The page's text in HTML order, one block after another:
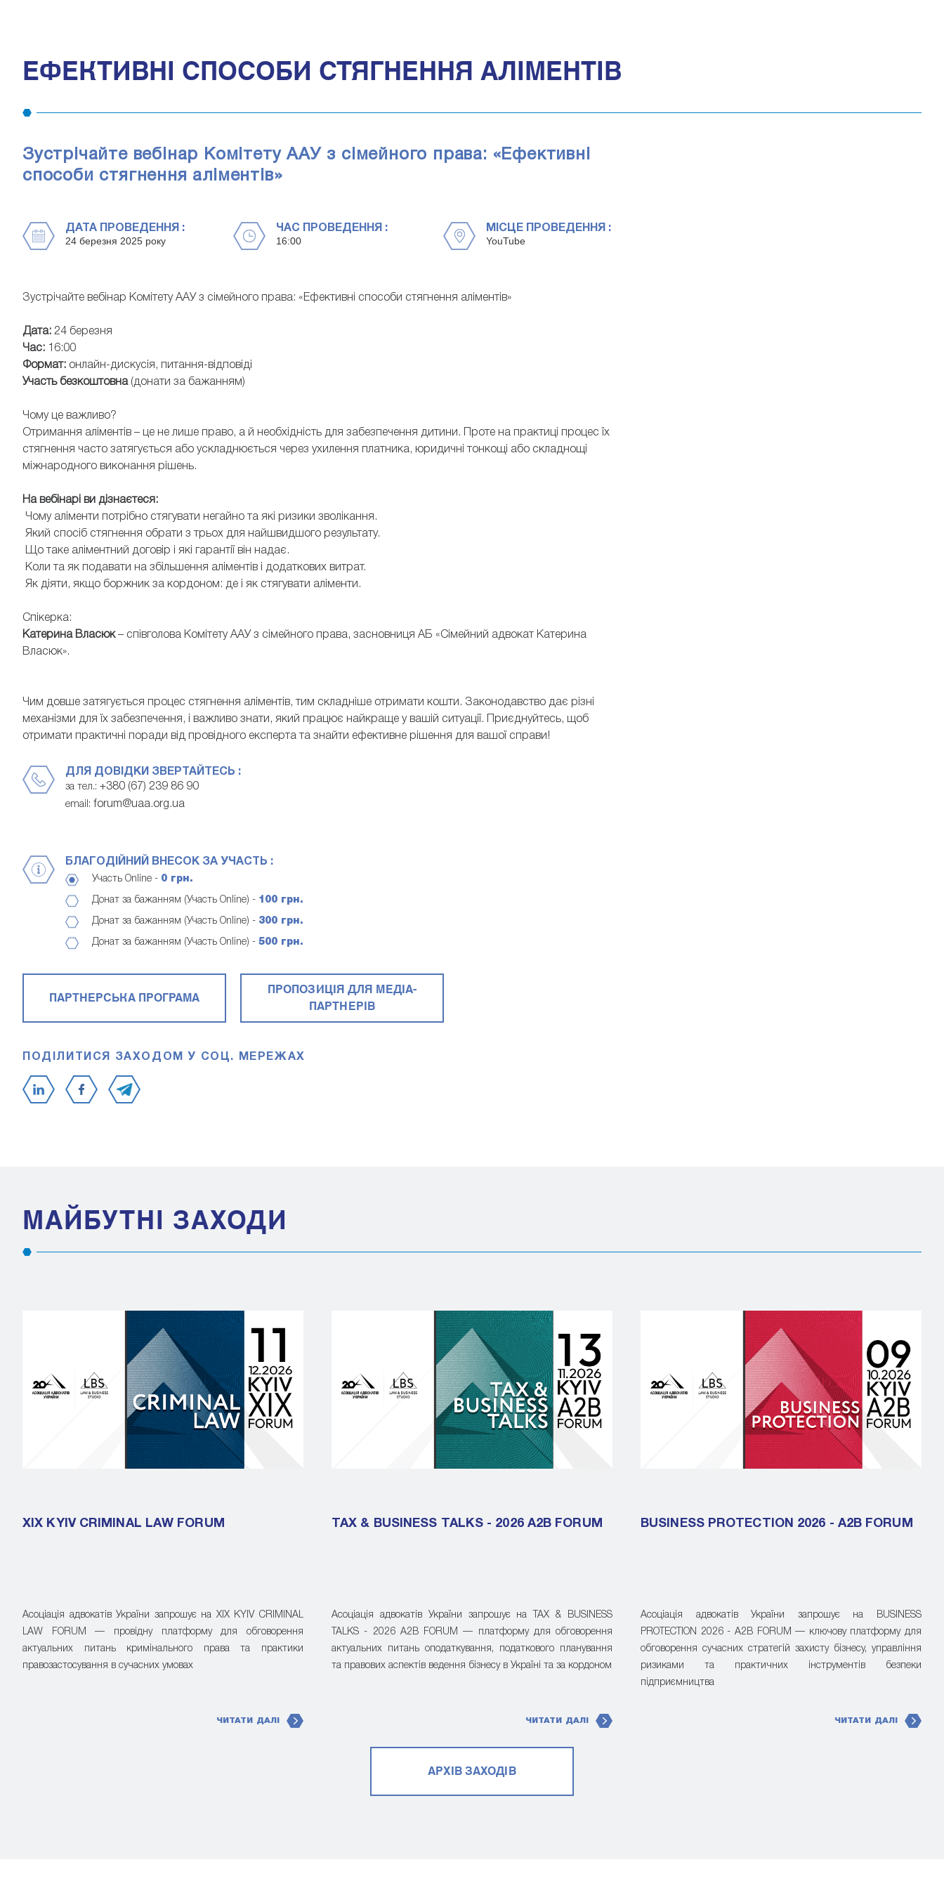
ЕФЕКТИВНІ СПОСОБИ СТЯГНЕННЯ АЛІМЕНТІВ
Зустрічайте вебінар Комітету ААУ з сімейного права: «Ефективні
способи стягнення аліментів»
ДАТА ПРОВЕДЕННЯ :
24 березня 2025 року
ЧАС ПРОВЕДЕННЯ :
16:00
МІСЦЕ ПРОВЕДЕННЯ :
YouTube
Зустрічайте вебінар Комітету ААУ з сімейного права: «Ефективні способи стягнення аліментів»
Дата: 24 березня
Час: 16:00
Формат: онлайн-дискусія, питання-відповіді
Участь безкоштовна(донати за бажанням)
Чому це важливо?
Отримання аліментів – це не лише право, а й необхідність для забезпечення дитини. Проте на практиці процес їх
стягнення часто затягується або ускладнюється через ухилення платника, юридичні тонкощі або складнощі
міжнародного виконання рішень.
На вебінарі ви дізнаєтеся:
Чому аліменти потрібно стягувати негайно та які ризики зволікання.
Який спосіб стягнення обрати з трьох для найшвидшого результату.
Що таке аліментний договір і які гарантії він надає.
Коли та як подавати на збільшення аліментів і додаткових витрат.
Як діяти, якщо боржник за кордоном: де і як стягувати аліменти.
Спікерка:
Катерина Власюк– співголова Комітету ААУ з сімейного права, засновниця АБ «Сімейний адвокат Катерина
Власюк».
Чим довше затягується процес стягнення аліментів, тим складніше отримати кошти. Законодавство дає різні
механізми для їх забезпечення, і важливо знати, який працює найкраще у вашій ситуації. Приєднуйтесь, щоб
отримати практичні поради від провідного експерта та знайти ефективне рішення для вашої справи!
ДЛЯ ДОВІДКИ ЗВЕРТАЙТЕСЬ :
за тел.: +380 (67) 239 86 90
email: forum@uaa.org.ua
БЛАГОДІЙНИЙ ВНЕСОК ЗА УЧАСТЬ :
Участь Online - 0 грн.
Донат за бажанням (Участь Online) - 100 грн.
Донат за бажанням (Участь Online) - 300 грн.
Донат за бажанням (Участь Online) - 500 грн.
ПАРТНЕРСЬКА ПРОГРАМА
ПРОПОЗИЦІЯ ДЛЯ МЕДІА-
ПАРТНЕРІВ
ПОДІЛИТИСЯ ЗАХОДОМ У СОЦ. МЕРЕЖАХ
МАЙБУТНІ ЗАХОДИ
XIX KYIV CRIMINAL LAW FORUM
Асоціація адвокатів України запрошує на XIX KYIV CRIMINAL
LAW FORUM — провідну платформу для обговорення
актуальних питань кримінального права та практики
правозастосування в сучасних умовах
ЧИТАТИ ДАЛІ
TAX & BUSINESS TALKS - 2026 A2B FORUM
Асоціація адвокатів України запрошує на TAX & BUSINESS
TALKS - 2026 A2B FORUM — платформу для обговорення
актуальних питань оподаткування, податкового планування
та правових аспектів ведення бізнесу в Україні та за кордоном
ЧИТАТИ ДАЛІ
BUSINESS PROTECTION 2026 - A2B FORUM
Асоціація адвокатів України запрошує на BUSINESS
PROTECTION 2026 - A2B FORUM — ключову платформу для
обговорення сучасних стратегій захисту бізнесу, управління
ризиками та практичних інструментів безпеки
підприємництва
ЧИТАТИ ДАЛІ
АРХІВ ЗАХОДІВ